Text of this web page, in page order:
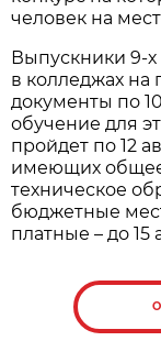
человек на
Выпускники 9-
в колледжах на
документы по
обучение для
пройдет по 12
имеющих
техническое
бюджетные
платные – до 15